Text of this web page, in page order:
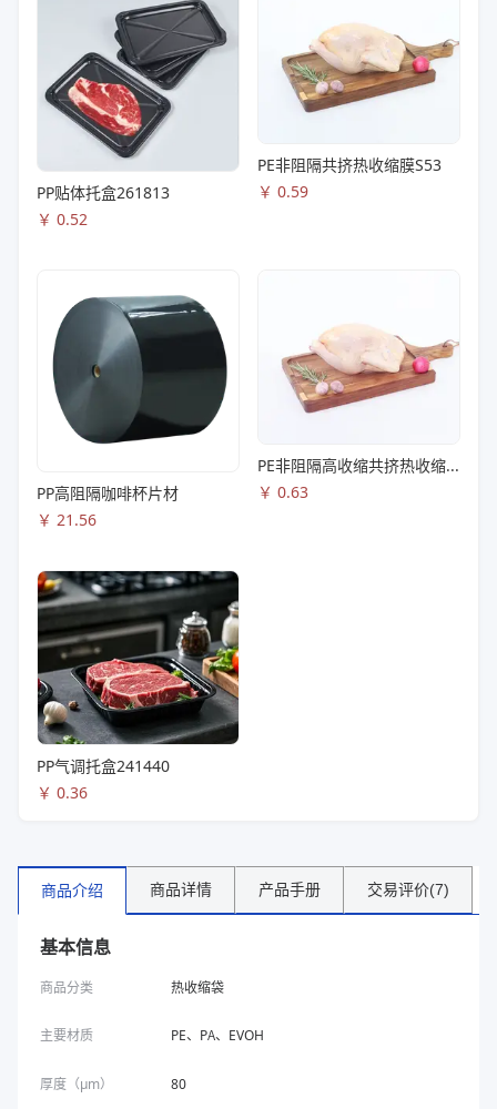
PP贴体托盒261813
￥ 0.52
PE非阻隔共挤热收缩膜S53
￥ 0.59
PP高阻隔咖啡杯片材
￥ 21.56
PE非阻隔高收缩共挤热收缩膜S83
￥ 0.63
PP气调托盒241440
￥ 0.36
商品介绍 商品详情 产品手册 交易评价(7)
基本信息
商品分类 热收缩袋
主要材质 PE、PA、EVOH
厚度（μm） 80